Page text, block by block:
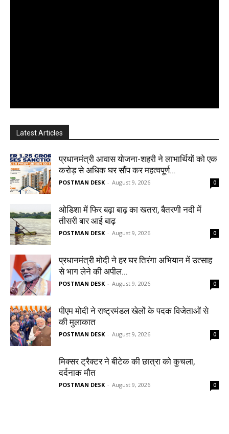
Latest Articles
प्रधानमंत्री आवास योजना-शहरी ने लाभार्थियों को एक
करोड़ से अधिक घर सौंप कर महत्वपूर्ण...
POSTMAN DESK - August 9, 2026 0
ओडिशा में फिर बढ़ा बाढ़ का खतरा, बैतरणी नदी में
तीसरी बार आई बाढ़
POSTMAN DESK - August 9, 2026 0
प्रधानमंत्री मोदी ने हर घर तिरंगा अभियान में उत्साह
से भाग लेने की अपील...
POSTMAN DESK - August 9, 2026 0
पीएम मोदी ने राष्ट्रमंडल खेलों के पदक विजेताओं से
की मुलाकात
POSTMAN DESK - August 9, 2026 0
मिक्सर ट्रैक्टर ने बीटेक की छात्रा को कुचला,
दर्दनाक मौत
POSTMAN DESK - August 9, 2026 0